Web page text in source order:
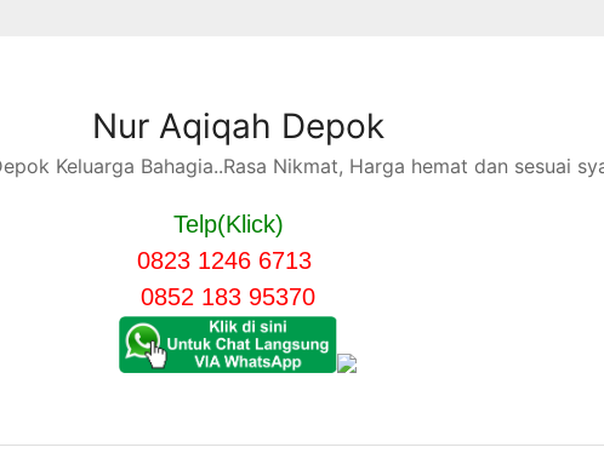
Nur Aqiqah Depok
Keluarga Bahagia..Rasa Nikmat, Harga hemat dan sesuai
Telp(Klick)
0823 1246 6713
0852 183 95370